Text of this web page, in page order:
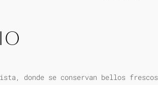
donde se conservan bellos